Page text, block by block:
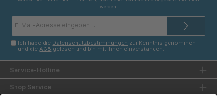
werden.
Mail-
Ich habe die Datenschutzbestimmungen zur Kenntnis genommen
und dieAGB gelesen und bin mit ihnen einverstanden.
Service-Hotline
Shop Service